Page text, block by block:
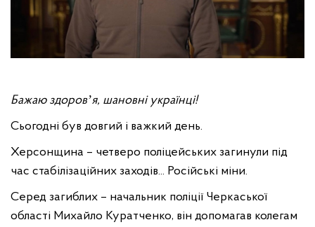
Бажаю здоровʼя, шановні українці!
Сьогодні був довгий і важкий день.
Херсонщина – четверо поліцейських загинули під
час стабілізаційних заходів... Російські міни.
Серед загиблих – начальник поліції Черкаської
області Михайло Куратченко, він допомагав колегам